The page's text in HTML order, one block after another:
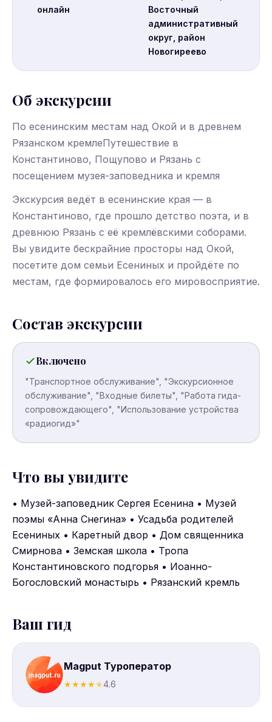
онлайн
Восточный
административный
округ, район
Новогиреево
Об экскурсии
По есенинским местам над Окой и в древнем
Рязанском кремлеПутешествие в
Константиново, Пощупово и Рязань с
посещением музея-заповедника и кремля
Экскурсия ведёт в есенинские края — в
Константиново, где прошло детство поэта, и в
древнюю Рязань с её кремлёвскими соборами.
Вы увидите бескрайние просторы над Окой,
посетите дом семьи Есениных и пройдёте по
местам, где формировалось его мировосприятие.
Состав экскурсии
Включено
"Транспортное обслуживание", "Экскурсионное
обслуживание", "Входные билеты", "Работа гида-
сопровождающего", "Использование устройства
«радиогид»"
Что вы увидите
• Музей-заповедник Сергея Есенина • Музей
поэмы «Анна Снегина» • Усадьба родителей
Есениных • Каретный двор • Дом священника
Смирнова • Земская школа • Тропа
Константиновского подгорья • Иоанно-
Богословский монастырь • Рязанский кремль
Ваш гид
Magput Туроператор
★★★★★4.6